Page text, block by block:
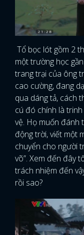
Tổ bọc lót gồm 2
một trường học
trang trại của ông
cao cường, đang
qua dáng tả, cách
cú đó chính là
vệ. Họ muốn đánh
động trời, viết một
chuyển cho người
võ”. Xem đến đây
trách nhiệm đến
rồi sao?